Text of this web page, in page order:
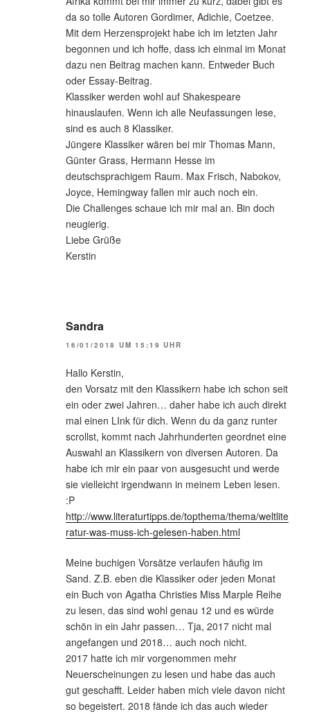
da so tolle Autoren Gordimer, Adichie, Coetzee.
Mit dem Herzensprojekt habe ich im letzten Jahr
begonnen und ich hoffe, dass ich einmal im Monat
dazu nen Beitrag machen kann. Entweder Buch
oder Essay-Beitrag.
Klassiker werden wohl auf Shakespeare
hinauslaufen. Wenn ich alle Neufassungen lese,
sind es auch 8 Klassiker.
Jüngere Klassiker wären bei mir Thomas Mann,
Günter Grass, Hermann Hesse im
deutschsprachigem Raum. Max Frisch, Nabokov,
Joyce, Hemingway fallen mir auch noch ein.
Die Challenges schaue ich mir mal an. Bin doch
neugierig.
Liebe Grüße
Kerstin
Sandra
16/01/2018 UM 15:19 UHR
Hallo Kerstin,
den Vorsatz mit den Klassikern habe ich schon seit
ein oder zwei Jahren… daher habe ich auch direkt
mal einen LInk für dich. Wenn du da ganz runter
scrollst, kommt nach Jahrhunderten geordnet eine
Auswahl an Klassikern von diversen Autoren. Da
habe ich mir ein paar von ausgesucht und werde
sie vielleicht irgendwann in meinem Leben lesen.
:P
http://www.literaturtipps.de/topthema/thema/weltlite
ratur-was-muss-ich-gelesen-haben.html
Meine buchigen Vorsätze verlaufen häufig im
Sand. Z.B. eben die Klassiker oder jeden Monat
ein Buch von Agatha Christies Miss Marple Reihe
zu lesen, das sind wohl genau 12 und es würde
schön in ein Jahr passen… Tja, 2017 nicht mal
angefangen und 2018… auch noch nicht.
2017 hatte ich mir vorgenommen mehr
Neuerscheinungen zu lesen und habe das auch
gut geschafft. Leider haben mich viele davon nicht
so begeistert. 2018 fände ich das auch wieder